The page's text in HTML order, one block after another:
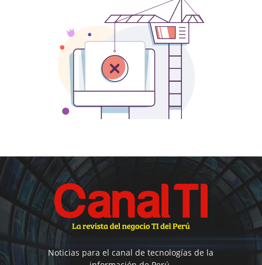
Noticias para el canal de tecnologías de la